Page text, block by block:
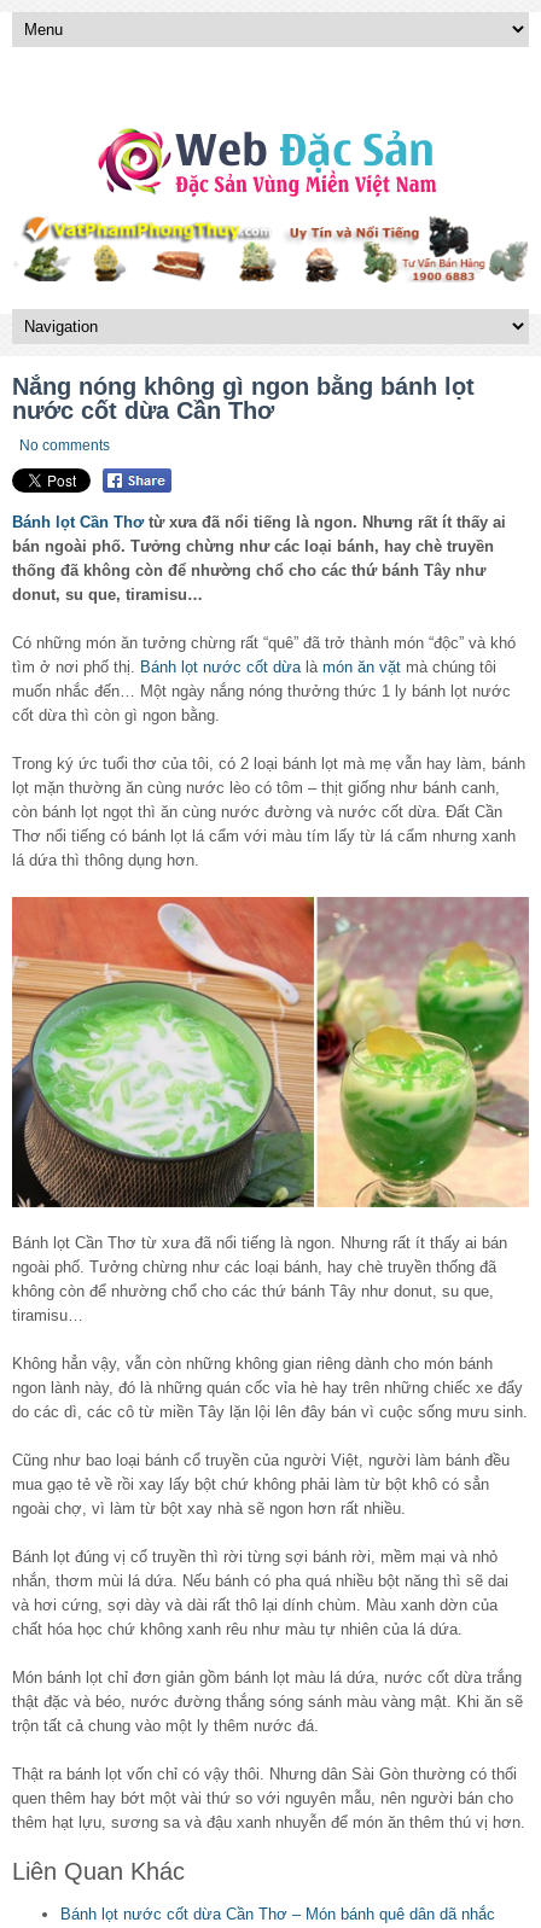
Nắng nóng không gì ngon bằng bánh lọt
nước cốt dừa Cần Thơ
No comments
Bánh lọt Cần Thơtừ xưa đã nổi tiếng là ngon. Nhưng rất ít thấy ai
bán ngoài phố. Tưởng chừng như các loại bánh, hay chè truyền
thống đã không còn để nhường chổ cho các thứ bánh Tây như
donut, su que, tiramisu…
Có những món ăn tưởng chừng rất “quê” đã trở thành món “độc” và khó
tìm ở nơi phố thị. Bánh lọt nước cốt dừalà món ăn vặt mà chúng tôi
muốn nhắc đến… Một ngày nắng nóng thưởng thức 1 ly bánh lọt nước
cốt dừa thì còn gì ngon bằng.
Trong ký ức tuổi thơ của tôi, có 2 loại bánh lọt mà mẹ vẫn hay làm, bánh
lọt mặn thường ăn cùng nước lèo có tôm – thịt giống như bánh canh,
còn bánh lọt ngọt thì ăn cùng nước đường và nước cốt dừa. Đất Cần
Thơ nổi tiếng có bánh lọt lá cẩm với màu tím lấy từ lá cẩm nhưng xanh
lá dứa thì thông dụng hơn.
Bánh lọt Cần Thơ từ xưa đã nổi tiếng là ngon. Nhưng rất ít thấy ai bán
ngoài phố. Tưởng chừng như các loại bánh, hay chè truyền thống đã
không còn để nhường chổ cho các thứ bánh Tây như donut, su que,
tiramisu…
Không hẳn vậy, vẫn còn những không gian riêng dành cho món bánh
ngon lành này, đó là những quán cốc vỉa hè hay trên những chiếc xe đẩy
do các dì, các cô từ miền Tây lặn lội lên đây bán vì cuộc sống mưu sinh.
Cũng như bao loại bánh cổ truyền của người Việt, người làm bánh đều
mua gạo tẻ về rồi xay lấy bột chứ không phải làm từ bột khô có sẳn
ngoài chợ, vì làm từ bột xay nhà sẽ ngon hơn rất nhiều.
Bánh lọt đúng vị cổ truyền thì rời từng sợi bánh rời, mềm mại và nhỏ
nhắn, thơm mùi lá dứa. Nếu bánh có pha quá nhiều bột năng thì sẽ dai
và hơi cứng, sợi dày và dài rất thô lại dính chùm. Màu xanh dờn của
chất hóa học chứ không xanh rêu như màu tự nhiên của lá dứa.
Món bánh lọt chỉ đơn giản gồm bánh lọt màu lá dứa, nước cốt dừa trắng
thật đặc và béo, nước đường thắng sóng sánh màu vàng mật. Khi ăn sẽ
trộn tất cả chung vào một ly thêm nước đá.
Thật ra bánh lọt vốn chỉ có vậy thôi. Nhưng dân Sài Gòn thường có thối
quen thêm hay bớt một vài thứ so với nguyên mẫu, nên người bán cho
thêm hạt lựu, sương sa và đậu xanh nhuyễn để món ăn thêm thú vị hơn.
Liên Quan Khác
Bánh lọt nước cốt dừa Cần Thơ – Món bánh quê dân dã nhắc